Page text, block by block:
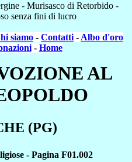
- Murisasco di Retorbido -
senza fini di lucro
siamo - Contatti - Albo d'oro
- Home
AL
(PG)
- Pagina F01.002